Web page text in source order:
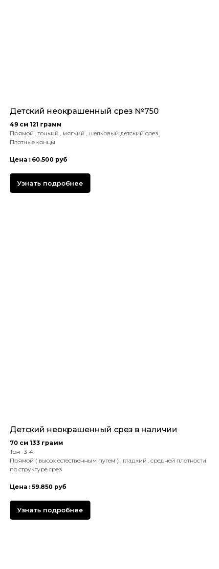
Детский неокрашенный срез №750
49 см 121 грамм
Прямой , тонкий , мягкий , шелковый детский срез
Плотные концы
Цена : 60.500 руб
Узнать подробнее
Детский неокрашенный срез в наличии
70 см 133 грамм
Тон -3-4
Прямой ( высох естественным путем ) , гладкий , средней плотности
по структуре срез
Цена : 59.850 руб
Узнать подробнее